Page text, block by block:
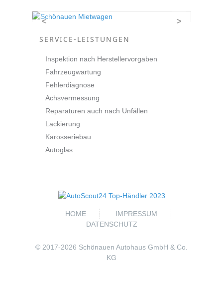
< >
SERVICE-LEISTUNGEN
Inspektion nach Herstellervorgaben
Fahrzeugwartung
Fehlerdiagnose
Achsvermessung
Reparaturen auch nach Unfällen
Lackierung
Karosseriebau
Autoglas
HOME
IMPRESSUM
DATENSCHUTZ
© 2017-2026 Schönauen Autohaus GmbH & Co.
KG